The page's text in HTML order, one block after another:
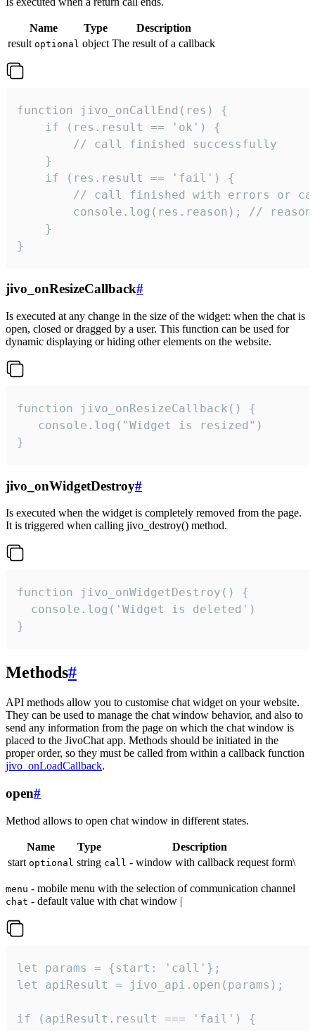
Name Type
Description
result optional object The result of a callback
function jivo_onCallEnd(res) {
    if (res.result == 'ok') {
        // call finished successfully
    }
    if (res.result == 'fail') {
// call finished with errors or
console.log(res.reason); //
    }
}
jivo_onResizeCallback#
Is executed at any change in the size of the widget: when the chat is
open, closed or dragged by a user. This function can be used for
dynamic displaying or hiding other elements on the website.
function jivo_onResizeCallback() {
   console.log("Widget is resized")
}
jivo_onWidgetDestroy#
Is executed when the widget is completely removed from the page.
It is triggered when calling jivo_destroy() method.
function jivo_onWidgetDestroy() {
  console.log('Widget is deleted')
}
Methods#
API methods allow you to customise chat widget on your website.
They can be used to manage the chat window behavior, and also to
send any information from the page on which the chat window is
placed to the JivoChat app. Methods should be initiated in the
proper order, so they must be called from within a callback function
jivo_onLoadCallback.
open#
Method allows to open chat window in different states.
Name Type
Description
start optional string call - window with callback request form\
menu - mobile menu with the selection of communication channel
chat - default value with chat window |
let params = {start: 'call'};
let apiResult = jivo_api.open(params);
if (apiResult.result === 'fail') {